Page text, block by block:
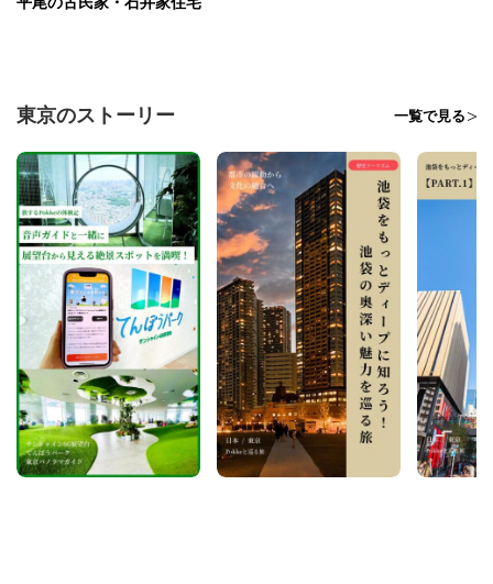
東京のストーリー 一覧で見る